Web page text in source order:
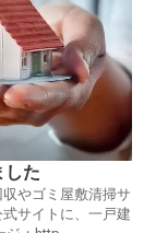
した
やゴミ屋敷清掃サ
サイトに、一戸建